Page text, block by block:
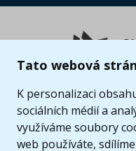
Tato webová
K personalizaci
sociálních médií a
využíváme soubory
web používáte,